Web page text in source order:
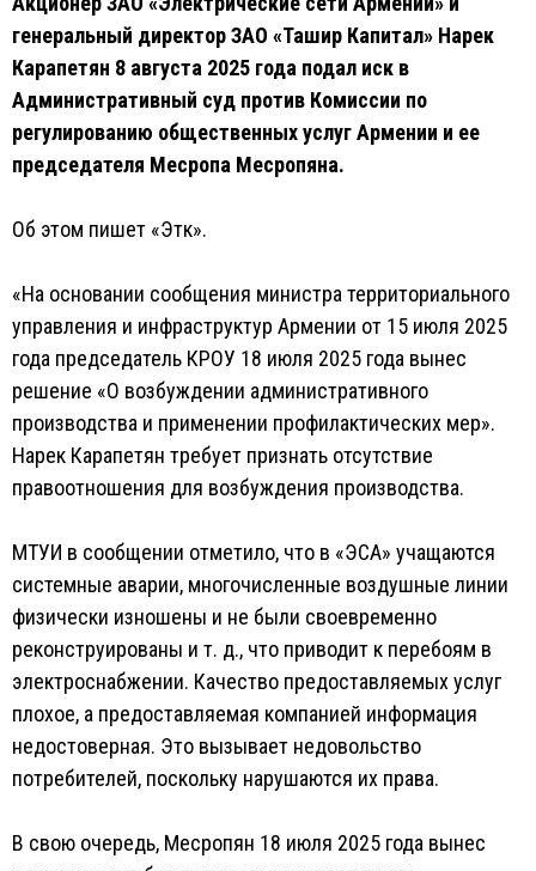
генеральный директор ЗАО «Ташир Капитал» Нарек
Карапетян 8 августа 2025 года подал иск в
Административный суд против Комиссии по
регулированию общественных услуг Армении и ее
председателя Месропа Месропяна.
Об этом пишет «Этк».
«На основании сообщения министра территориального
управления и инфраструктур Армении от 15 июля 2025
года председатель КРОУ 18 июля 2025 года вынес
решение «О возбуждении административного
производства и применении профилактических мер».
Нарек Карапетян требует признать отсутствие
правоотношения для возбуждения производства.
МТУИ в сообщении отметило, что в «ЭСА» учащаются
системные аварии, многочисленные воздушные линии
физически изношены и не были своевременно
реконструированы и т. д., что приводит к перебоям в
электроснабжении. Качество предоставляемых услуг
плохое, а предоставляемая компанией информация
недостоверная. Это вызывает недовольство
потребителей, поскольку нарушаются их права.
В свою очередь, Месропян 18 июля 2025 года вынес